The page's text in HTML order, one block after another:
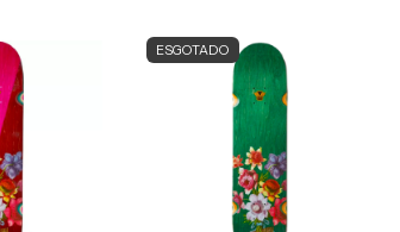
ESGOTADO